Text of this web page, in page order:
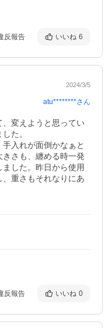
反報告 いいね 6
2024/3/5
atu********さん
変えようと思ってい
た。
入れが面倒かなぁと
さも、纏める時一発
した。昨日から使用
重さもそれなりにあ
反報告 いいね 0